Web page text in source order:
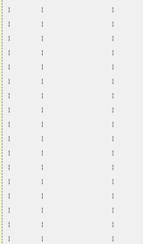
¦       ¦                ¦
¦       ¦                ¦
¦       ¦                ¦
¦       ¦                ¦
¦       ¦                ¦
¦       ¦                ¦
¦       ¦                ¦
¦       ¦                ¦         ¦с
¦       ¦                ¦         ¦и
¦       ¦                ¦
¦       ¦                ¦
¦       ¦                ¦
¦       ¦                ¦
¦       ¦                ¦
¦       ¦                ¦
¦       ¦                ¦
¦       ¦                ¦